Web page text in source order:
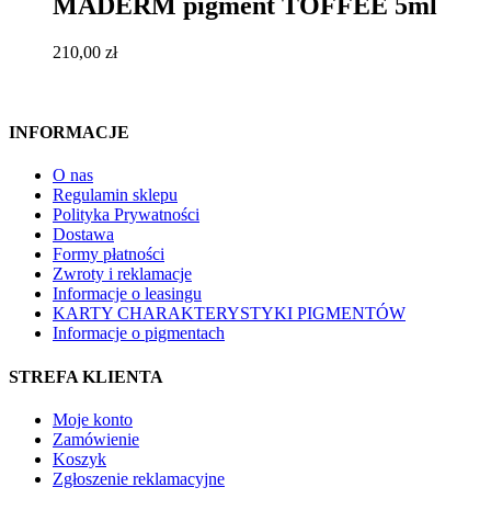
210,00 zł
INFORMACJE
O nas
Regulamin sklepu
Polityka Prywatności
Dostawa
Formy płatności
Zwroty i reklamacje
Informacje o leasingu
KARTY CHARAKTERYSTYKI PIGMENTÓW
Informacje o pigmentach
STREFA KLIENTA
Moje konto
Zamówienie
Koszyk
Zgłoszenie reklamacyjne